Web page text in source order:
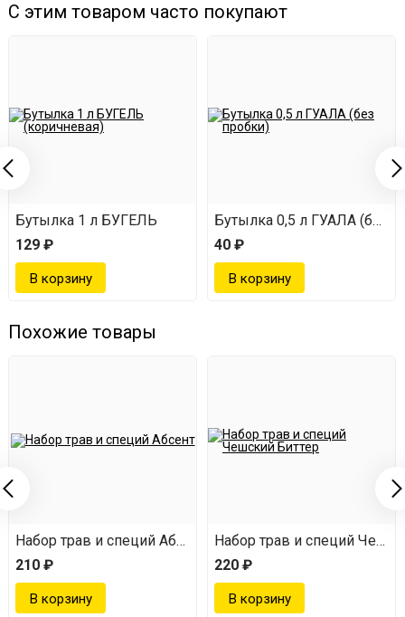
С этим товаром часто покупают
Бутылка 1 л БУГЕЛЬ
129 ₽
Бутылка 0,5 л ГУАЛА (без
40 ₽
Похожие товары
Набор трав и специй Абсент
210 ₽
Набор трав и специй
220 ₽